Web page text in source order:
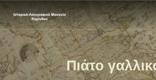
Πιάτο
ΑΡΧΙΚΗ